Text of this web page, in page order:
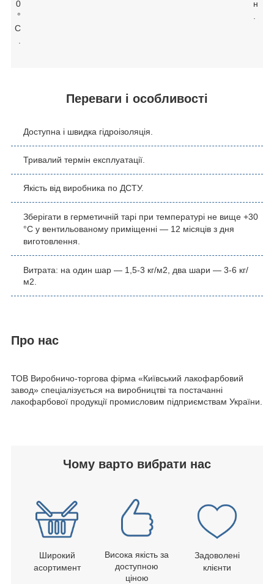
0
°
С
н
Переваги і особливості
Доступна і швидка гідроізоляція.
Тривалий термін експлуатації.
Якість від виробника по ДСТУ.
Зберігати в герметичній тарі при температурі не вище +30
°С у вентильованому приміщенні ― 12 місяців з дня
виготовлення.
Витрата: на один шар ― 1,5-3 кг/м2, два шари ― 3-6 кг/
м2.
Про нас
ТОВ Виробничо-торгова фірма «Київський лакофарбовий
завод» спеціалізується на виробництві та постачанні
лакофарбової продукції промисловим підприємствам України.
Чому варто вибрати нас
Широкий
асортимент
Висока якість за
доступною
ціною
Задоволені
клієнти